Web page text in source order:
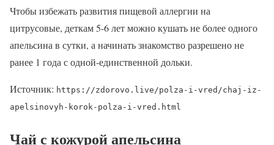
Чтобы избежать развития пищевой аллергии на
цитрусовые, деткам 5-6 лет можно кушать не более одного
апельсина в сутки, а начинать знакомство разрешено не
ранее 1 года с одной-единственной дольки.
Источник: https://zdorovo.live/polza-i-vred/chaj-iz-
apelsinovyh-korok-polza-i-vred.html
Чай с кожурой апельсина